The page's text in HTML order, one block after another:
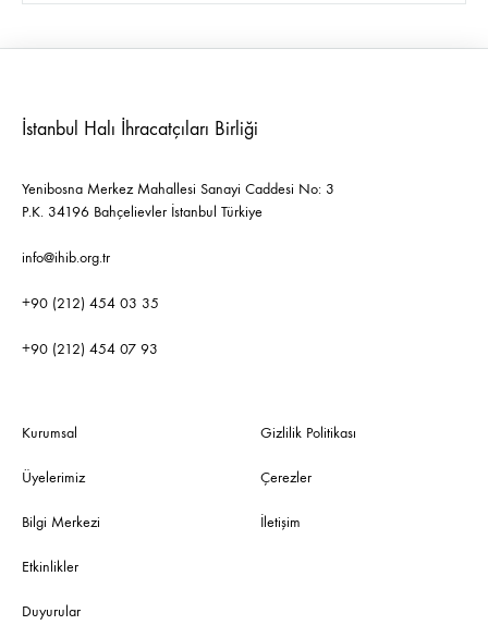
İstanbul Halı İhracatçıları Birliği
Yenibosna Merkez Mahallesi Sanayi Caddesi No: 3
P.K. 34196 Bahçelievler İstanbul Türkiye
info@ihib.org.tr
+90 (212) 454 03 35
+90 (212) 454 07 93
Kurumsal
Üyelerimiz
Bilgi Merkezi
Etkinlikler
Duyurular
Gizlilik Politikası
Çerezler
İletişim